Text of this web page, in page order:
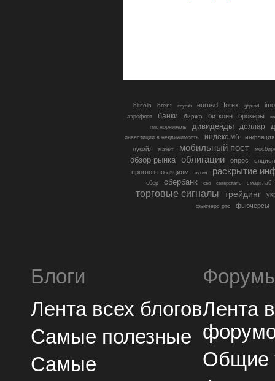
bitcoin brent cnyrub eurusd forex gbpusd
аэрофлот банки биржа биткоин брокеры
гмк норникель
дивиденды доллар
инвестиции в недвижимость индекс мб
инфляция
лукойл
магнит мобильный пост
обзор рынка облигации опрос
прогноз по акциям путин раскрытие
сбер сбербанк сво северсталь смартлаб
торговые сигналы трейдинг
фьючерс ртс фьючерсы
Блоги
Лента всех блогов
Самые полезные
Самые
Лента
Общие